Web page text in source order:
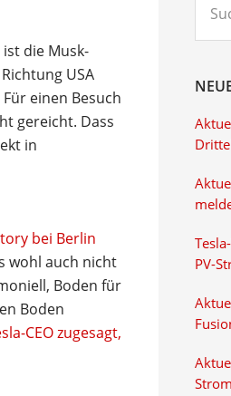
ist die Musk-
USA
einen Besuch
gereicht. Dass
in
bei Berlin
wohl auch nicht
Boden für
Boden
CEO zugesagt,
PV-